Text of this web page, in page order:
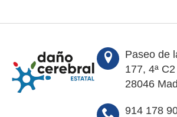
Paseo de
177, 4ª C2
28046
914 178